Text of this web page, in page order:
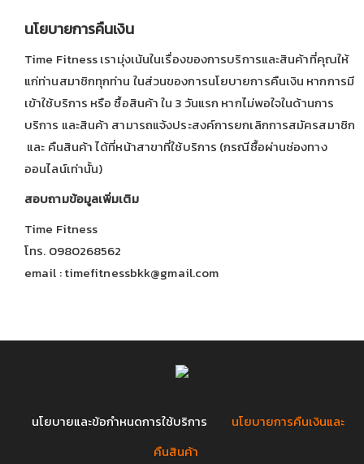
นโยบายการคืนเงิน
Time Fitness เรามุ่งเน้นในเรื่องของการบริการและสินค้าที่คุณให้
แก่ท่านสมาชิกทุกท่าน ในส่วนของการนโยบายการคืนเงิน หากการมี
เข้าใช้บริการ หรือ ซื้อสินค้า ใน 3 วันแรก หากไม่พอใจในด้านการ
บริการ และสินค้า สามารถแจ้งประสงค์การยกเลิกการสมัครสมาชิก
และ คืนสินค้า ได้ที่หน้าสาขาที่ใช้บริการ (กรณีซื้อผ่านช่องทาง
ออนไลน์เท่านั้น)
สอบถามข้อมูลเพิ่มเติม
Time Fitness
โทร. 0980268562
email : timefitnessbkk@gmail.com
นโยบายและข้อกำหนดการใช้บริการ
นโยบายการคืนเงินและ
คืนสินค้า